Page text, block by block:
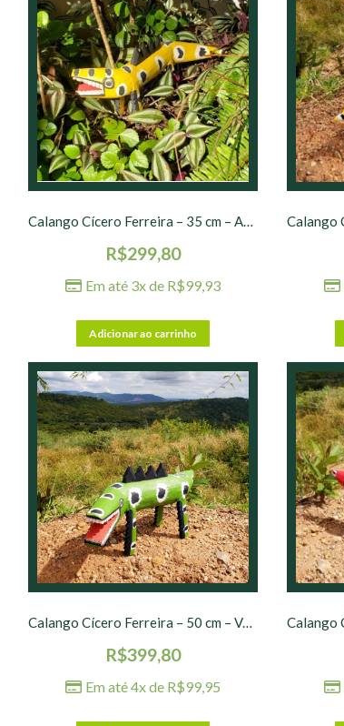
Calango Cícero Ferreira – 35 cm – Amarelo
R$299,80
Em até 3x de R$99,93
Adicionar ao carrinho
Calango Cícero Ferreira – 50 cm – Verde
R$399,80
Em até 4x de R$99,95